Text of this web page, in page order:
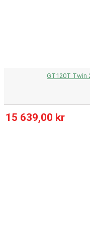
GT120T Twin
15 639,00 kr